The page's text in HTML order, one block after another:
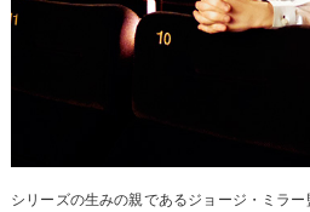
シリーズの生みの親であるジョージ・ミラ